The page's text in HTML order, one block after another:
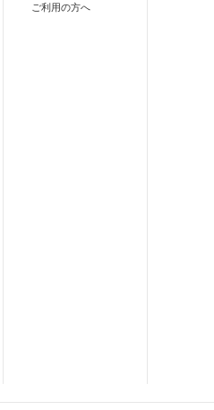
ご利用の方へ